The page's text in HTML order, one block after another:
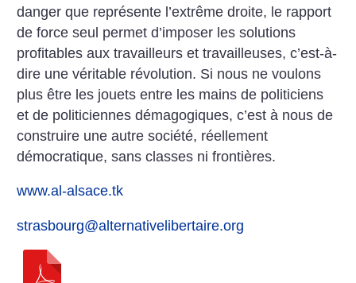
danger que représente l’extrême droite, le rapport
de force seul permet d’imposer les solutions
profitables aux travailleurs et travailleuses, c’est-à-
dire une véritable révolution. Si nous ne voulons
plus être les jouets entre les mains de politiciens
et de politiciennes démagogiques, c’est à nous de
construire une autre société, réellement
démocratique, sans classes ni frontières.
www.al-alsace.tk
strasbourg@alternativelibertaire.org